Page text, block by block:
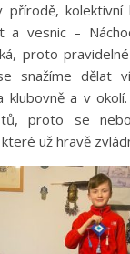
kolektivní
a vesnic –
proto
snažíme dělat
klubovně a v
proto se
už hravě